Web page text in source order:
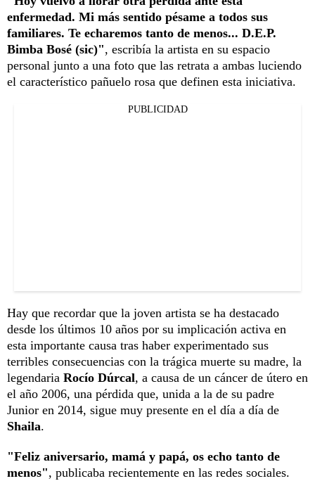
enfermedad. Mi más sentido pésame a todos sus
familiares. Te echaremos tanto de menos... D.E.P.
Bimba Bosé (sic)", escribía la artista en su espacio
personal junto a una foto que las retrata a ambas luciendo
el característico pañuelo rosa que definen esta iniciativa.
PUBLICIDAD
Hay que recordar que la joven artista se ha destacado
desde los últimos 10 años por su implicación activa en
esta importante causa tras haber experimentado sus
terribles consecuencias con la trágica muerte su madre, la
legendaria Rocío Dúrcal, a causa de un cáncer de útero en
el año 2006, una pérdida que, unida a la de su padre
Junior en 2014, sigue muy presente en el día a día de
Shaila.
"Feliz aniversario, mamá y papá, os echo tanto de
menos", publicaba recientemente en las redes sociales.